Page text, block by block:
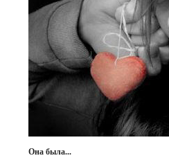
Она была...